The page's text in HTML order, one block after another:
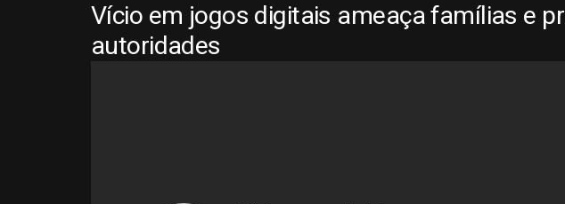
Vício em jogos digitais ameaça famílias e
autoridades